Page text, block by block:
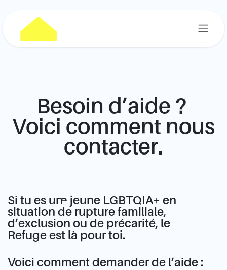
Besoin d’aide ?
Voici comment nous
contacter.
Si tu es un·e jeune LGBTQIA+ en
situation de rupture familiale,
d’exclusion ou de précarité, le
Refuge est là pour toi.
Voici comment demander de l’aide :